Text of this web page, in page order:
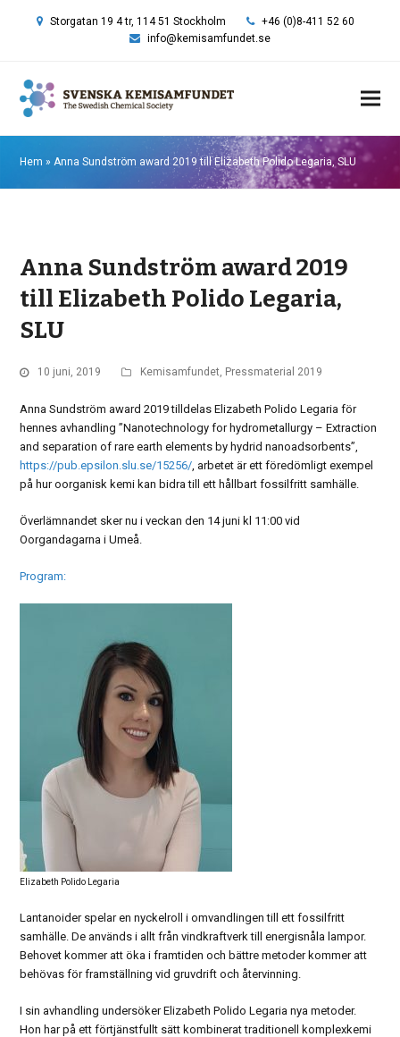
Storgatan 19 4 tr, 114 51 Stockholm
+46 (0)8-411 52 60
info@kemisamfundet.se
Hem »Anna Sundström award 2019 till Elizabeth Polido Legaria, SLU
Anna Sundström award 2019
till Elizabeth Polido Legaria,
SLU
10 juni, 2019 Kemisamfundet, Pressmaterial 2019
Anna Sundström award 2019 tilldelas Elizabeth Polido Legaria för
hennes avhandling ”Nanotechnology for hydrometallurgy – Extraction
and separation of rare earth elements by hydrid nanoadsorbents”,
https://pub.epsilon.slu.se/15256/ , arbetet är ett föredömligt exempel
på hur oorganisk kemi kan bidra till ett hållbart fossilfritt samhälle.
Överlämnandet sker nu i veckan den 14 juni kl 11:00 vid
Oorgandagarna i Umeå.
Program:
Elizabeth Polido Legaria
Lantanoider spelar en nyckelroll i omvandlingen till ett fossilfritt
samhälle. De används i allt från vindkraftverk till energisnåla lampor.
Behovet kommer att öka i framtiden och bättre metoder kommer att
behövas för framställning vid gruvdrift och återvinning.
I sin avhandling undersöker Elizabeth Polido Legaria nya metoder.
Hon har på ett förtjänstfullt sätt kombinerat traditionell komplexkemi